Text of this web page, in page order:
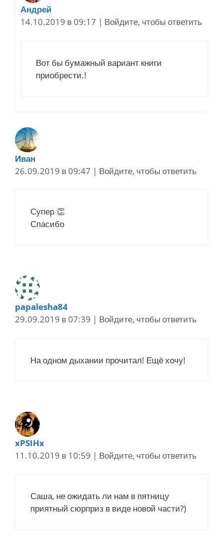
Андрей
14.10.2019 в 09:17 | Войдите, чтобы ответить
Вот бы бумажный вариант книги
приобрести.!
Иван
26.09.2019 в 09:47 | Войдите, чтобы ответить
Супер 👏
Спасибо
papalesha84
29.09.2019 в 07:39 | Войдите, чтобы ответить
На одном дыхании прочитал! Ещё хочу!
xPSIHx
11.10.2019 в 10:59 | Войдите, чтобы ответить
Саша, не ожидать ли нам в пятницу
приятный сюрприз в виде новой части?)